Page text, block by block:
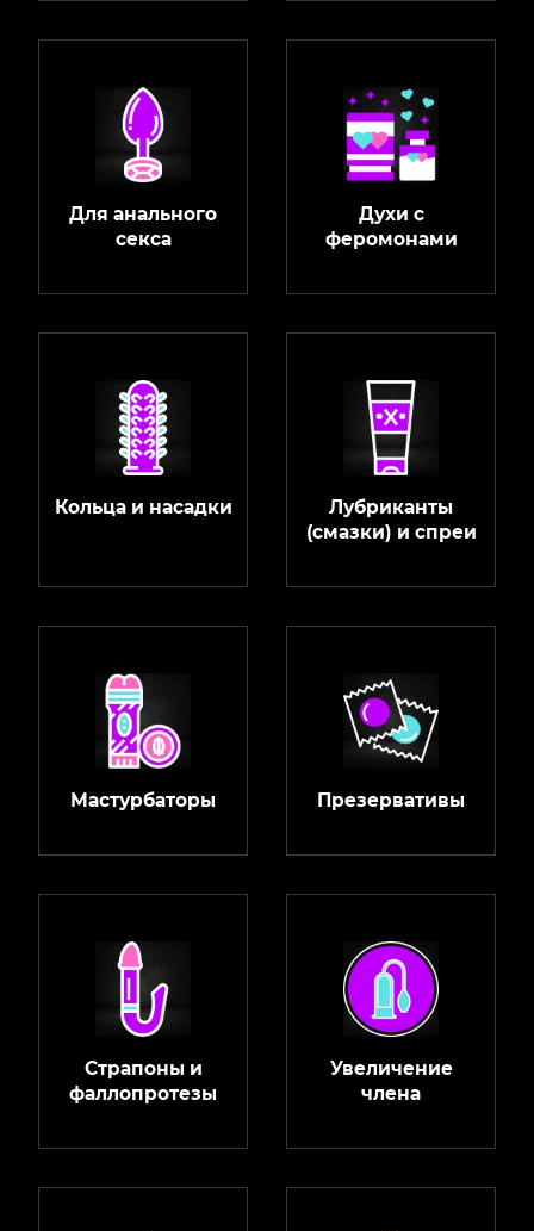
Для анального
секса
Духи с
феромонами
Кольца и насадки
Лубриканты
(смазки) и спреи
Мастурбаторы Презервативы
Страпоны и
фаллопротезы
Увеличение
члена